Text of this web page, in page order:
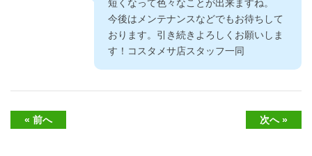
短くなって色々なことが出来ますね。
今後はメンテナンスなどでもお待ちして
おります。引き続きよろしくお願いしま
す！コスタメサ店スタッフ一同
« 前へ 次へ »